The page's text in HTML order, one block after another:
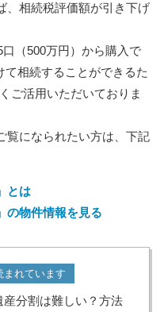
、相続税評価額が引き下げ
口（500万円）から購入で
て相続することができるた
ご活用いただいておりま
覧になられたい方は、下記
とは
の物件情報を見る
まれています
産分割は難しい？方法